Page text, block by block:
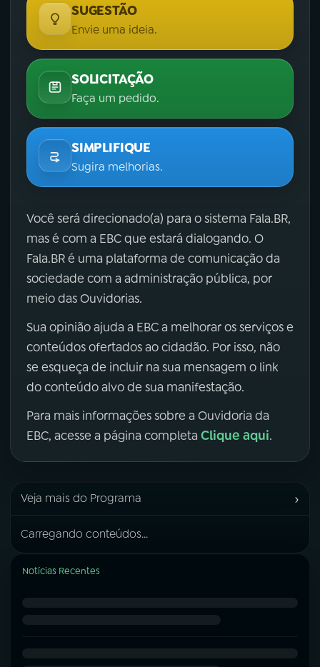
SUGESTÃO
Envie uma ideia.
SOLICITAÇÃO
Faça um pedido.
SIMPLIFIQUE
Sugira melhorias.
Você será direcionado(a) para o sistema Fala.BR,
mas é com a EBC que estará dialogando. O
Fala.BR é uma plataforma de comunicação da
sociedade com a administração pública, por
meio das Ouvidorias.
Sua opinião ajuda a EBC a melhorar os serviços e
conteúdos ofertados ao cidadão. Por isso, não
se esqueça de incluir na sua mensagem o link
do conteúdo alvo de sua manifestação.
Para mais informações sobre a Ouvidoria da
EBC, acesse a página completa Clique aqui.
Veja mais do Programa ›
Carregando conteúdos...
Notícias Recentes